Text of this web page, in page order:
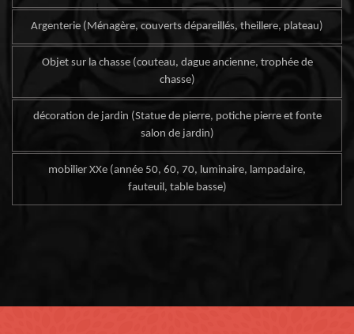
Argenterie (Ménagère, couverts dépareillés, theillere, plateau)
Objet sur la chasse (couteau, dague ancienne, trophée de
chasse)
décoration de jardin (Statue de pierre, potiche pierre et fonte
salon de jardin)
mobilier XXe (année 50, 60, 70, luminaire, lampadaire,
fauteuil, table basse)